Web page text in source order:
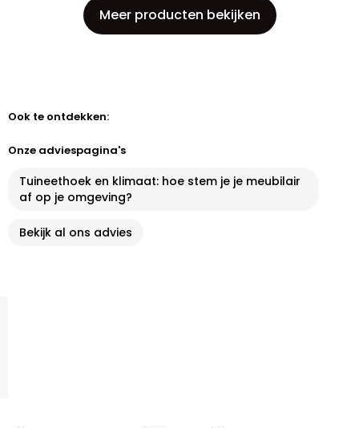
Meer producten bekijken
Ook te ontdekken:
Onze adviespagina's
Tuineethoek en klimaat: hoe stem je je meubilair
af op je omgeving?
Bekijk al ons advies